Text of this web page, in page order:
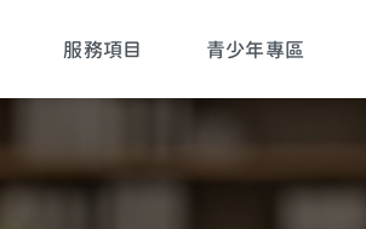
服務項目 青少年專區